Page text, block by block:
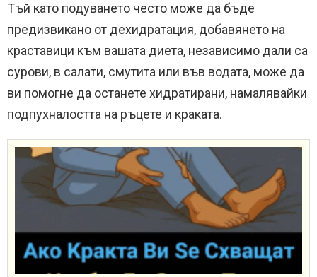
Тъй като подуването често може да бъде
предизвикано от дехидратация, добавянето на
краставици към вашата диета, независимо дали са
сурови, в салати, смутита или във водата, може да
ви помогне да останете хидратирани, намалявайки
подпухналостта на ръцете и краката.